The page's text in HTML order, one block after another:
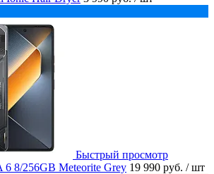
Быстрый просмотр
8/256GB Meteorite Grey 19 990 руб. / шт